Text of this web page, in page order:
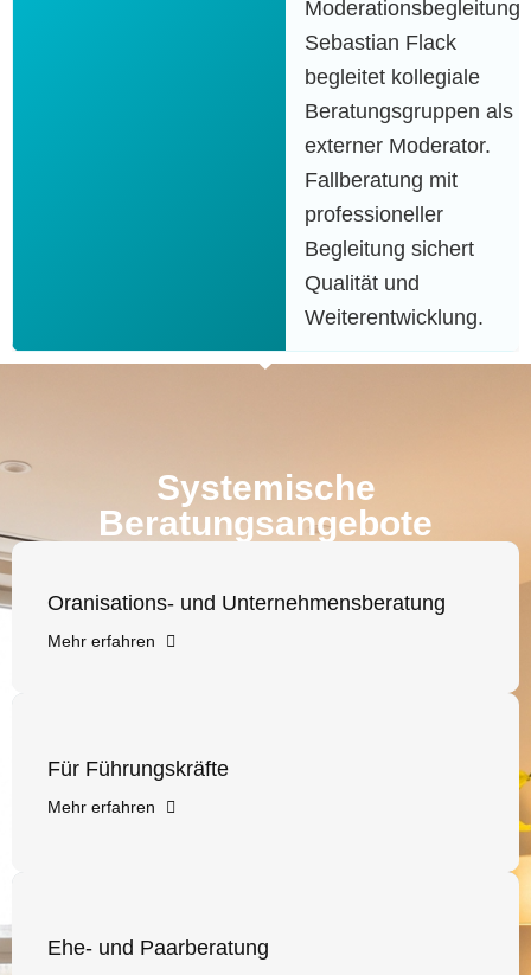
Moderationsbegleitung:
Sebastian Flack
begleitet kollegiale
Beratungsgruppen als
externer Moderator.
Fallberatung mit
professioneller
Begleitung sichert
Qualität und
Weiterentwicklung.
Systemische
Beratungsangebote
Oranisations- und Unternehmensberatung
Mehr erfahren
Für Führungskräfte
Mehr erfahren
Ehe- und Paarberatung